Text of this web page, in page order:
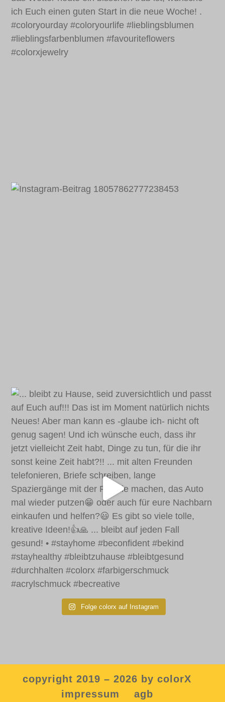
Folge colorx auf Instagram
copyright 2019 – 2026 by colorX
impressum
agb